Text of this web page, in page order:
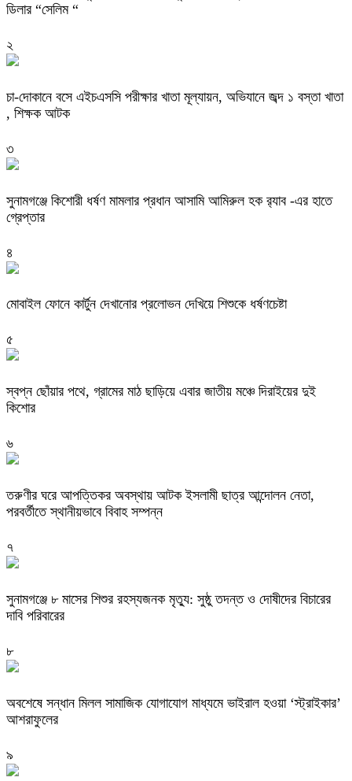
ডিলার “সেলিম “
২
চা-দোকানে বসে এইচএসসি পরীক্ষার খাতা মূল্যায়ন, অভিযানে জব্দ ১ বস্তা খাতা
, শিক্ষক আটক
৩
‎সুনামগঞ্জে কিশোরী ধর্ষণ মামলার প্রধান আসামি আমিরুল হক র‌্যাব -এর হাতে
গ্রেপ্তার
৪
মোবাইল ফোনে কার্টুন দেখানোর প্রলোভন দেখিয়ে শিশুকে ধর্ষণচেষ্টা
৫
স্বপ্ন ছোঁয়ার পথে, গ্রামের মাঠ ছাড়িয়ে এবার জাতীয় মঞ্চে দিরাইয়ের দুই
কিশোর
৬
তরুণীর ঘরে আপত্তিকর অবস্থায় আটক ইসলামী ছাত্র আন্দোলন নেতা,
পরবর্তীতে স্থানীয়ভাবে বিবাহ সম্পন্ন
৭
সুনামগঞ্জে ৮ মাসের শিশুর রহস্যজনক মৃত্যু: সুষ্ঠু তদন্ত ও দোষীদের বিচারের
দাবি পরিবারের
৮
অবশেষে সন্ধান মিলল সামাজিক যোগাযোগ মাধ্যমে ভাইরাল হওয়া ‘স্ট্রাইকার’
আশরাফুলের
৯